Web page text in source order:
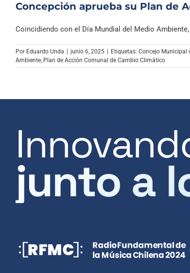
Concepción aprueba su Plan de
Coincidiendo con el Día Mundial del Medio Ambiente,
Por Eduardo Unda junio 6, 2025 Etiquetas: Concejo Municipal
Ambiente, Plan de Acción Comunal de Cambio Climático
junto a